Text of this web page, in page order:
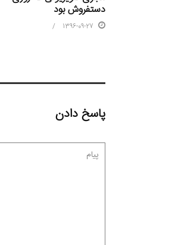
دستفروش بود
1396-09-27
پاسخ دادن